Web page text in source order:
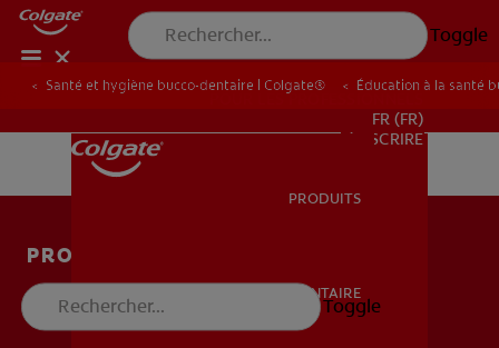
Toggle
SANTÉ BUCCO-DENTAIRE
POUR LES PROFESSIONNELS
FR (FR)
S’INSCRIRE
PRODUITS
SANTÉ BUCCO-DENTAIRE
Toggle
Santé et hygiène bucco-dentaire | Colgate® Éducation à la santé
PRODUITS
SANTÉ BUCCO-DENTAIRE